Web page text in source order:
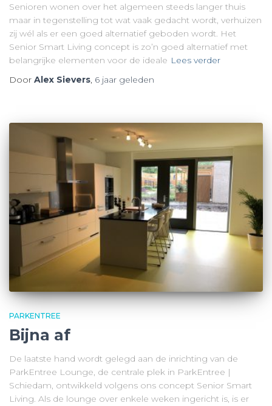
Senioren wonen over het algemeen steeds langer thuis
maar in tegenstelling tot wat vaak gedacht wordt, verhuizen
zij wél als er een goed alternatief geboden wordt. Het
Senior Smart Living concept is zo’n goed alternatief met
belangrijke elementen voor de ideale Lees verder
Door Alex Sievers, 6 jaar geleden
PARKENTREE
Bijna af
De laatste hand wordt gelegd aan de inrichting van de
ParkEntree Lounge, de centrale plek in ParkEntree |
Schiedam, ontwikkeld volgens ons concept Senior Smart
Living. Als de lounge over enkele weken ingericht is, is er